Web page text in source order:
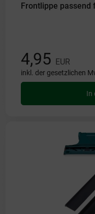
Frontlippe passend
4,95 EUR
inkl. der gesetzlichen
In